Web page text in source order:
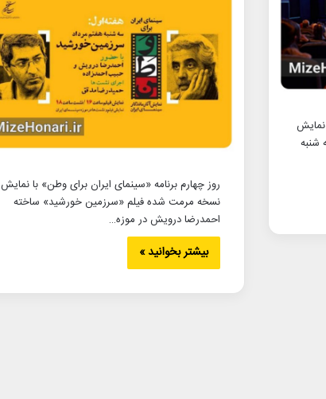
نمایش
روز چهارم برنامه «سینمای ایران برای وطن» با نمایش
نسخه مرمت شده فیلم «سرزمین خورشید» ساخته
احمدرضا درویش در موزه…
بیشتر بخوانید »